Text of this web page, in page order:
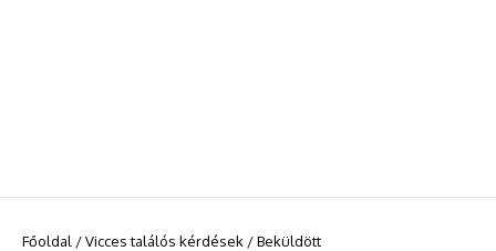
Főoldal /Vicces találós kérdések /Beküldött